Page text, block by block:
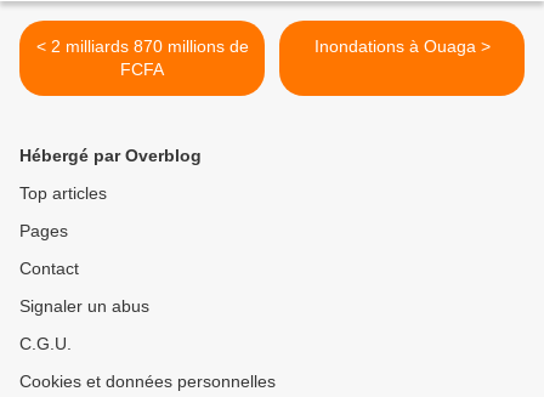
< 2 milliards 870 millions de
FCFA
Inondations à Ouaga >
Hébergé par Overblog
Top articles
Pages
Contact
Signaler un abus
C.G.U.
Cookies et données personnelles